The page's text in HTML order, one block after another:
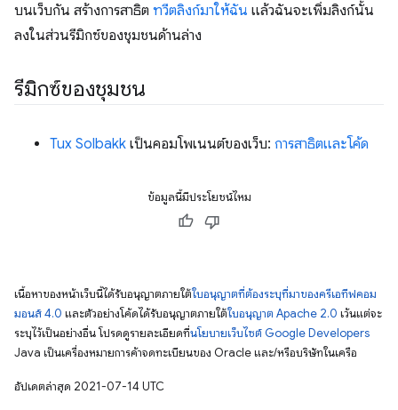
บนเว็บกัน สร้างการสาธิต ทวีตลิงก์มาให้ฉัน แล้วฉันจะเพิ่มลิงก์นั้น
ลงในส่วนรีมิกซ์ของชุมชนด้านล่าง
รีมิกซ์ของชุมชน
Tux Solbakk เป็นคอมโพเนนต์ของเว็บ: การสาธิตและโค้ด
ข้อมูลนี้มีประโยชน์ไหม
เนื้อหาของหน้าเว็บนี้ได้รับอนุญาตภายใต้ใบอนุญาตที่ต้องระบุที่มาของครีเอทีฟคอม
มอนส์ 4.0 และตัวอย่างโค้ดได้รับอนุญาตภายใต้ใบอนุญาต Apache 2.0 เว้นแต่จะ
ระบุไว้เป็นอย่างอื่น โปรดดูรายละเอียดที่นโยบายเว็บไซต์ Google Developers
Java เป็นเครื่องหมายการค้าจดทะเบียนของ Oracle และ/หรือบริษัทในเครือ
อัปเดตล่าสุด 2021-07-14 UTC